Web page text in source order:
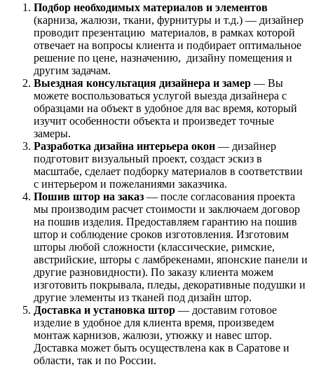
Подбор необходимых материалов и элементов
(карниза, жалюзи, ткани, фурнитуры и т.д.) — дизайнер
проводит презентацию материалов, в рамках которой
отвечает на вопросы клиента и подбирает оптимальное
решение по цене, назначению, дизайну помещения и
другим задачам.
Выездная консультация дизайнера и замер — Вы
можете воспользоваться услугой выезда дизайнера с
образцами на объект в удобное для вас время, который
изучит особенности объекта и произведет точные
замеры.
Разработка дизайна интерьера окон — дизайнер
подготовит визуальный проект, создаст эскиз в
масштабе, сделает подборку материалов в соответствии
с интерьером и пожеланиями заказчика.
Пошив штор на заказ — после согласования проекта
мы производим расчет стоимости и заключаем договор
на пошив изделия. Предоставляем гарантию на пошив
штор и соблюдение сроков изготовления. Изготовим
шторы любой сложности (классические, римские,
австрийские, шторы с ламбрекенами, японские панели и
другие разновидности). По заказу клиента можем
изготовить покрывала, пледы, декоративные подушки и
другие элементы из тканей под дизайн штор.
Доставка и установка штор — доставим готовое
изделие в удобное для клиента время, произведем
монтаж карнизов, жалюзи, утюжку и навес штор.
Доставка может быть осуществлена как в Саратове и
области, так и по России.